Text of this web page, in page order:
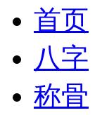
首页
八字
称骨